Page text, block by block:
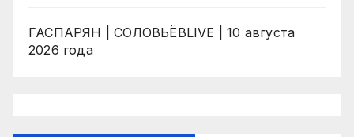
ГАСПАРЯН | СОЛОВЬЁВLIVE | 10 августа
2026 года